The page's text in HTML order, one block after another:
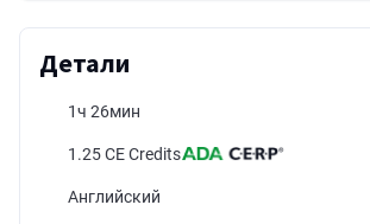
Детали
1ч 26мин
1.25 CE Credits
Английский